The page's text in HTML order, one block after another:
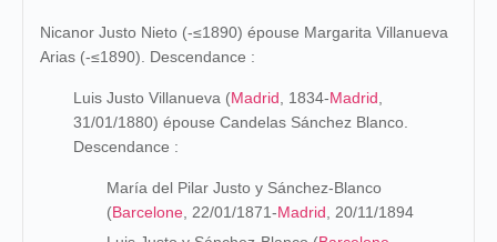
Nicanor Justo Nieto (-≤1890) épouse Margarita Villanueva
Arias (-≤1890). Descendance :
Luis Justo Villanueva (Madrid , 1834-Madrid
31/01/1880) épouse Candelas Sánchez Blanco.
Descendance :
María del Pilar Justo y Sánchez-Blanco
(Barcelone , 22/01/1871-Madrid , 20/11/1894